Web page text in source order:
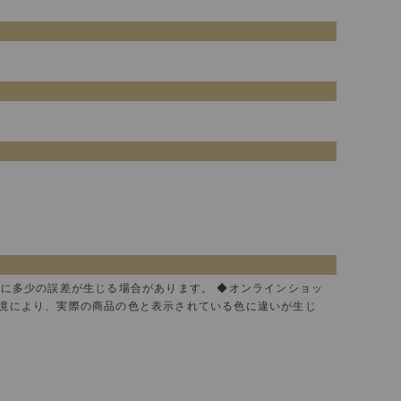
多少の誤差が生じる場合があります。 ◆オンラインショッ
より、実際の商品の色と表示されている色に違いが生じ